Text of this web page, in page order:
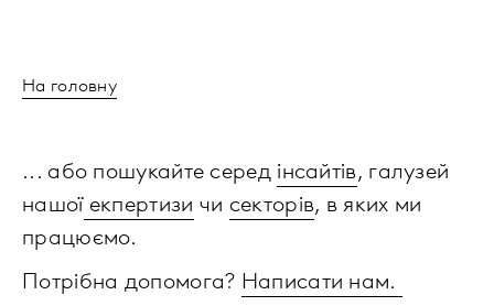
На головну
... або пошукайте серед інсайтів, галузей
нашоїекпертизи чи секторів, в яких ми
працюємо.
Потрібна допомога? Написати нам.